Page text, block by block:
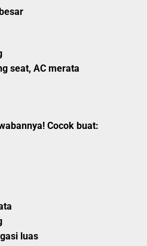
seat, AC merata
Cocok buat:
luas